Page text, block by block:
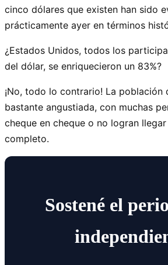
cinco dólares que existen han sido
prácticamente ayer en términos
¿Estados Unidos, todos los
del dólar, se enriquecieron un 83%?
¡No, todo lo contrario! La población
bastante angustiada, con muchas
cheque en cheque o no logran
completo.
Sostené el